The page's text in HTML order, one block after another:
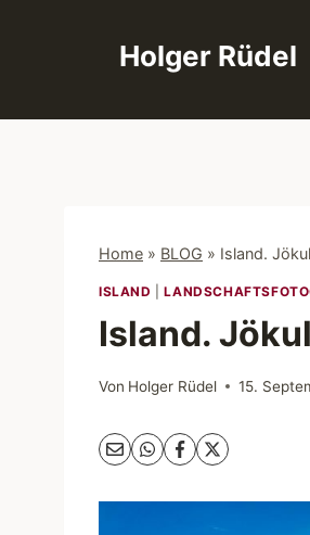
Holger Rüdel
Home » BLOG » Island.
ISLAND |
Island.
Von Holger Rüdel 15.